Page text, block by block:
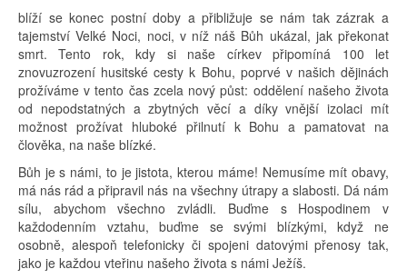
blíží se konec postní doby a přibližuje se nám tak zázrak a
tajemství Velké Noci, noci, v níž náš Bůh ukázal, jak překonat
smrt. Tento rok, kdy si naše církev připomíná 100 let
znovuzrození husitské cesty k Bohu, poprvé v našich dějinách
prožíváme v tento čas zcela nový půst: oddělení našeho života
od nepodstatných a zbytných věcí a díky vnější izolaci mít
možnost prožívat hluboké přilnutí k Bohu a pamatovat na
člověka, na naše blízké.
Bůh je s námi, to je jistota, kterou máme! Nemusíme mít obavy,
má nás rád a připravil nás na všechny útrapy a slabosti. Dá nám
sílu, abychom všechno zvládli. Buďme s Hospodinem v
každodenním vztahu, buďme se svými blízkými, když ne
osobně, alespoň telefonicky či spojeni datovými přenosy tak,
jako je každou vteřinu našeho života s námi Ježíš.